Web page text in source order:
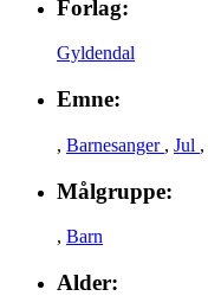
Forlag:
Gyldendal
Emne:
, Barnesanger , Jul ,
Målgruppe:
, Barn
Alder: